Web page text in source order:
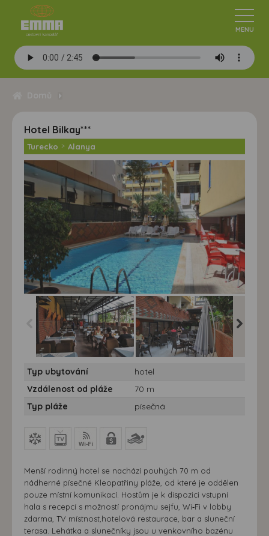
Hotel Bilkay***
Turecko > Alanya
Hotel Bilkay - terasa
Hotel Bilkay - terasa
Typ ubytování
hotel
Vzdálenost od pláže
70 m
Typ pláže
písečná
Menší rodinný hotel se nachází pouhých 70 m od
nádherné písečné Kleopatřiny pláže, od které je oddělen
pouze místní komunikací. Hostům je k dispozici vstupní
hala s recepcí s možností pronájmu sejfu, Wi‑Fi v lobby
zdarma, TV místnost,hotelová restaurace, bar a sluneční
terasa. Lehátka a slunečníky jsou u venkovního bazénu